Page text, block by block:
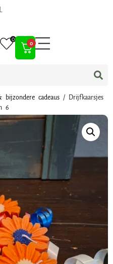
0
0
bijzondere cadeaus / Drijfkaarsjes
6